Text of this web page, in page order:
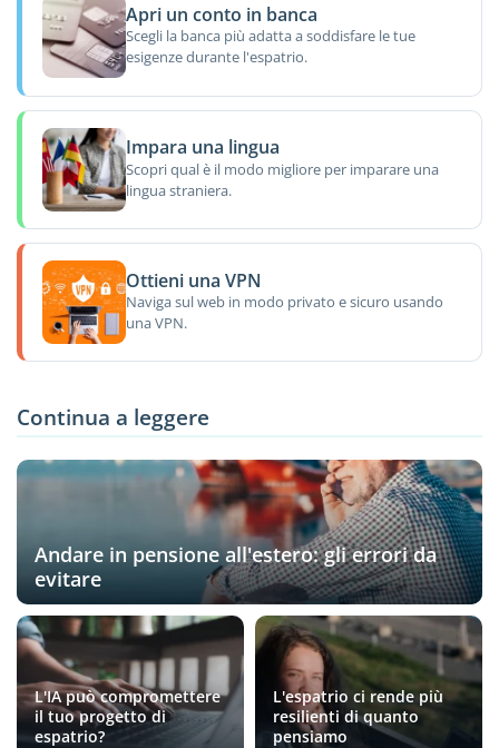
Apri un conto in banca
Scegli la banca più adatta a soddisfare le tue
esigenze durante l'espatrio.
Impara una lingua
Scopri qual è il modo migliore per imparare una
lingua straniera.
Ottieni una VPN
Naviga sul web in modo privato e sicuro usando
una VPN.
Continua a leggere
Andare in pensione all'estero: gli errori da
evitare
L'IA può compromettere
il tuo progetto di
espatrio?
L'espatrio ci rende più
resilienti di quanto
pensiamo